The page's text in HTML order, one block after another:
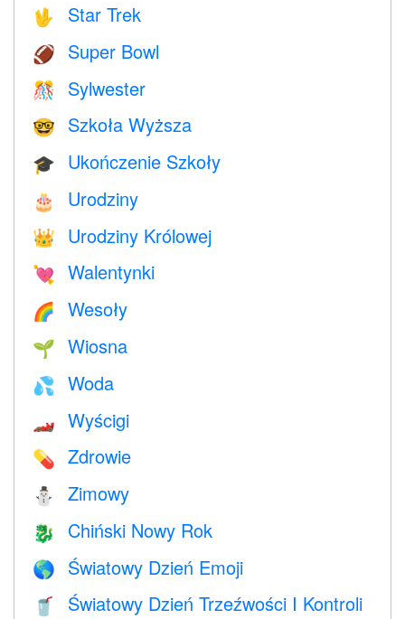
🖖 Star Trek
🏈 Super Bowl
🎊 Sylwester
🤓 Szkoła Wyższa
🎓 Ukończenie Szkoły
🎂 Urodziny
👑 Urodziny Królowej
💘 Walentynki
🌈 Wesoły
🌱 Wiosna
💦 Woda
🏎 Wyścigi
💊 Zdrowie
⛄ Zimowy
🐉 Chiński Nowy Rok
🌎 Światowy Dzień Emoji
🥤
Światowy Dzień Trzeźwości I Kontroli